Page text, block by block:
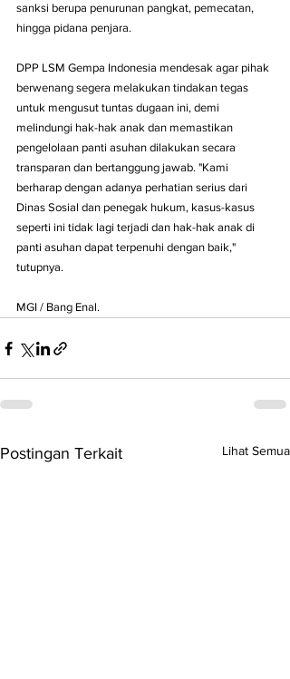
sanksi berupa penurunan pangkat, pemecatan,
hingga pidana penjara.
DPP LSM Gempa Indonesia mendesak agar pihak
berwenang segera melakukan tindakan tegas
untuk mengusut tuntas dugaan ini, demi
melindungi hak-hak anak dan memastikan
pengelolaan panti asuhan dilakukan secara
transparan dan bertanggung jawab. "Kami
berharap dengan adanya perhatian serius dari
Dinas Sosial dan penegak hukum, kasus-kasus
seperti ini tidak lagi terjadi dan hak-hak anak di
panti asuhan dapat terpenuhi dengan baik,"
tutupnya.
MGI / Bang Enal.
Postingan Terkait Lihat Semua